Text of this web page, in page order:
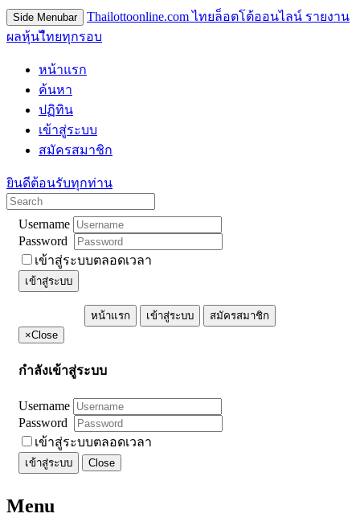
Side Menubar
Thailottoonline.com ไทยล็อตโต้ออนไลน์ รายงาน
ผลหุ้นไืทยทุกรอบ
หน้าแรก
ค้นหา
ปฏิทิน
เข้าสู่ระบบ
สมัครสมาชิก
ยินดีต้อนรับทุกท่าน
Username
Password
เข้าสู่ระบบตลอดเวลา
เข้าสู่ระบบ
หน้าแรก เข้าสู่ระบบ
สมัครสมาชิก
×Close
กำลังเข้าสู่ระบบ
Username
Password
เข้าสู่ระบบตลอดเวลา
เข้าสู่ระบบ Close
Menu